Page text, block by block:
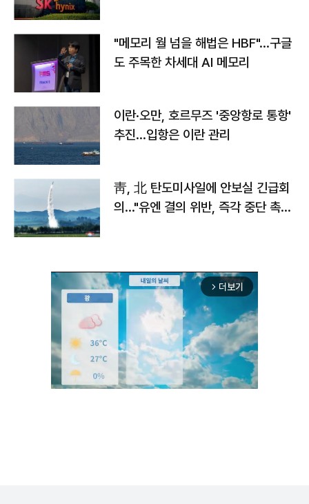
"메모리 월 넘을 해법은 HBF"…구글
도 주목한 차세대 AI 메모리
이란·오만, 호르무즈 '중앙항로 통항'
추진…입항은 이란 관리
靑, 北 탄도미사일에 안보실 긴급회
의…"유엔 결의 위반, 즉각 중단 촉
arrow_forward_ios 더보기